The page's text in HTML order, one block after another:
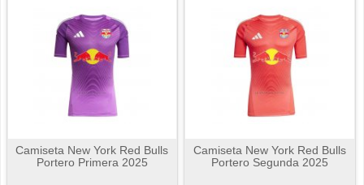
Camiseta New York Red Bulls
Portero Primera 2025
Camiseta New York Red Bulls
Portero Segunda 2025